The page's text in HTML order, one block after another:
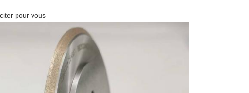
pour vous